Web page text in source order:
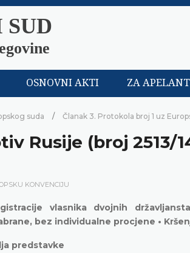
SUD
OSNOVNI AKTI ZA
suda Članak 3. Protokola broj 1 uz
Rusije (broj 2513/
KONVENCIJU
vlasnika dvojnih
bez individualne procjene •
predstavke